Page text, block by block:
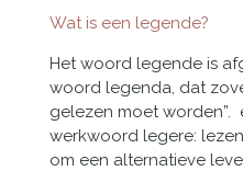
Wat is een legende?
Het woord legende is
woord legenda, dat
gelezen moet worden”.
werkwoord legere:
om een alternatieve